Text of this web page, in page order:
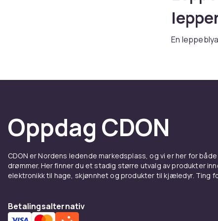
En
Start med å
deretter
jevnere
Oppdag CDON
CDON er Nordens ledende markedsplass, og vi er her for
drømmer. Her finner du et stadig større utvalg av produkter
elektronikk til hage, skjønnhet og produkter til kjæledyr. Ting
Betalingsalternativ